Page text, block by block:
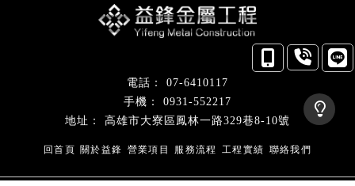
07-6410117
0931-552217
高雄市大寮區鳳林一路329巷8-10號
回首頁 關於益鋒 營業項目 服務流程 工程實績 聯絡我們